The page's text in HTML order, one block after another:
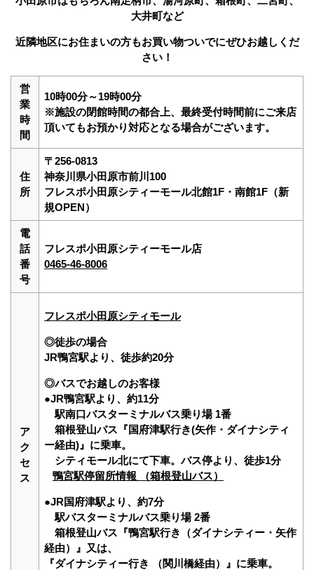
大井町など
近隣地区にお住まいの方もお買い物ついでにぜひお越しくだ
さい！
営
業
時
間
10時00分～19時00分
※施設の閉館時間の都合上、最終受付時間前にご来店
頂いてもお預かり対応となる場合がございます。
住
所
〒256-0813
神奈川県小田原市前川100
フレスポ小田原シティーモール北館1F・南館1F（新
規OPEN）
電
話
番
号
フレスポ小田原シティーモール店
0465-46-8006
ア
ク
セ
ス
フレスポ小田原シティモール
◎徒歩の場合
JR鴨宮駅より、徒歩約20分
◎バスでお越しのお客様
●JR鴨宮駅より、約11分
駅南口バスターミナルバス乗り場 1番
箱根登山バス『国府津駅行き(矢作・ダイナシティ
ー経由)』に乗車。
シティモール北にて下車。バス停より、徒歩1分
鴨宮駅停留所情報 （箱根登山バス）
●JR国府津駅より、約7分
駅バスターミナルバス乗り場 2番
箱根登山バス『鴨宮駅行き（ダイナシティー・矢作
経由）』又は、
『ダイナシティー行き （関川橋経由）』に乗車。